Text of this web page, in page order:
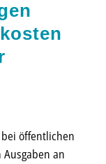
öffentlichen
an